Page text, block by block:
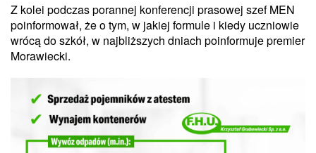
Z kolei podczas porannej konferencji prasowej szef MEN
poinformował, że o tym, w jakiej formule i kiedy uczniowie
wrócą do szkół, w najbliższych dniach poinformuje premier
Morawiecki.